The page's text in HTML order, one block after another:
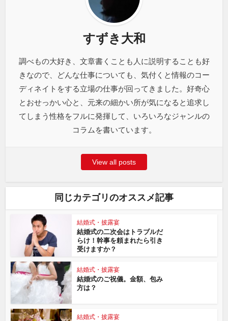
すずき大和
調べもの大好き、文章書くことも人に説明することも好
きなので、どんな仕事についても、気付くと情報のコー
ディネイトをする立場の仕事が回ってきました。好奇心
とおせっかい心と、元来の細かい所が気になると追求し
てしまう性格をフルに発揮して、いろいろなジャンルの
コラムを書いています。
View all posts
同じカテゴリのオススメ記事
結婚式・披露宴
結婚式の二次会はトラブルだ
らけ！幹事を頼まれたら引き
受けますか？
結婚式・披露宴
結婚式のご祝儀。金額、包み
方は？
結婚式・披露宴